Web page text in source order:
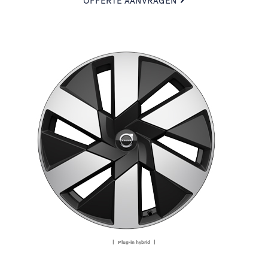
| Plug-in hybrid |